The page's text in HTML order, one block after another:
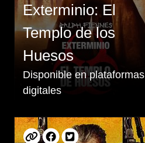
Exterminio: El
Templo de los
Huesos
Disponible en plataformas
digitales